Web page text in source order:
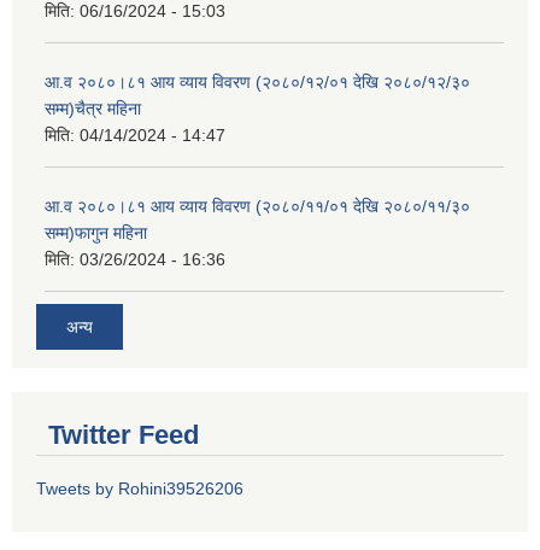
मिति: 06/16/2024 - 15:03
आ.व २०८०।८१ आय व्याय विवरण (२०८०/१२/०१ देखि २०८०/१२/३०
सम्म)चैत्र महिना
मिति: 04/14/2024 - 14:47
आ.व २०८०।८१ आय व्याय विवरण (२०८०/११/०१ देखि २०८०/११/३०
सम्म)फागुन महिना
मिति: 03/26/2024 - 16:36
अन्य
Twitter Feed
Tweets by Rohini39526206